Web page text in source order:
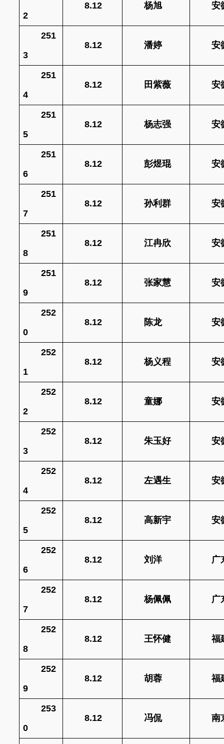
2
8.12 杨旭 安
251
3
8.12 潘婷 安
251
4
8.12 田紫薇 安
251
5
8.12 杨志强 安
251
6
8.12 彭煜琨 安
251
7
8.12 孙利群 安
251
8
8.12 江冉欣 安
251
9
8.12 张家慧 安
252
0
8.12 陈龙 安
252
1
8.12 杨义程 安
252
2
8.12 童娜 安
252
3
8.12 朱玉好 安
252
4
8.12 左遇生 安
252
5
8.12 高新宇 安
252
6
8.12 刘洋 广
252
7
8.12 杨佩佩 广
252
8
8.12 王怀健 福
252
9
8.12 胡蓉 福
253
0
8.12 冯侃 南